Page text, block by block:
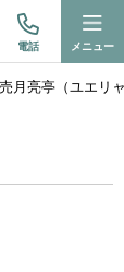
電話 メニュー
月亮亭（ユエリ